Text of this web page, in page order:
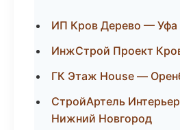
ИП Кров Дерево — Уфа
ИнжСтрой Проект
ГК Этаж House —
СтройАртель
Нижний Новгород